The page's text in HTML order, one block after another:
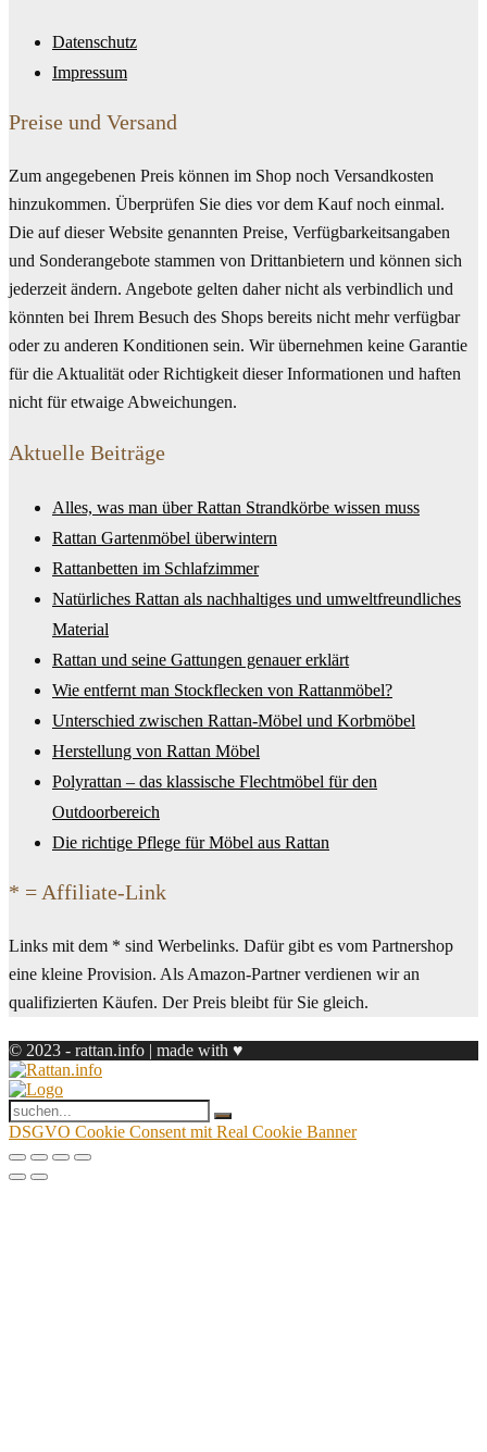
Datenschutz
Impressum
Preise und Versand
Zum angegebenen Preis können im Shop noch Versandkosten
hinzukommen. Überprüfen Sie dies vor dem Kauf noch einmal.
Die auf dieser Website genannten Preise, Verfügbarkeitsangaben
und Sonderangebote stammen von Drittanbietern und können sich
jederzeit ändern. Angebote gelten daher nicht als verbindlich und
könnten bei Ihrem Besuch des Shops bereits nicht mehr verfügbar
oder zu anderen Konditionen sein. Wir übernehmen keine Garantie
für die Aktualität oder Richtigkeit dieser Informationen und haften
nicht für etwaige Abweichungen.
Aktuelle Beiträge
Alles, was man über Rattan Strandkörbe wissen muss
Rattan Gartenmöbel überwintern
Rattanbetten im Schlafzimmer
Natürliches Rattan als nachhaltiges und umweltfreundliches
Material
Rattan und seine Gattungen genauer erklärt
Wie entfernt man Stockflecken von Rattanmöbel?
Unterschied zwischen Rattan-Möbel und Korbmöbel
Herstellung von Rattan Möbel
Polyrattan – das klassische Flechtmöbel für den
Outdoorbereich
Die richtige Pflege für Möbel aus Rattan
* = Affiliate-Link
Links mit dem * sind Werbelinks. Dafür gibt es vom Partnershop
eine kleine Provision. Als Amazon-Partner verdienen wir an
qualifizierten Käufen. Der Preis bleibt für Sie gleich.
© 2023 - rattan.info | made with ♥
DSGVO Cookie Consent mit Real Cookie Banner